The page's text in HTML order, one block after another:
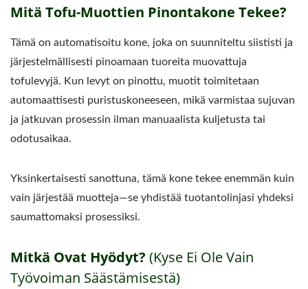
Mitä Tofu-Muottien Pinontakone Tekee?
Tämä on automatisoitu kone, joka on suunniteltu siististi ja
järjestelmällisesti pinoamaan tuoreita muovattuja
tofulevyjä. Kun levyt on pinottu, muotit toimitetaan
automaattisesti puristuskoneeseen, mikä varmistaa sujuvan
ja jatkuvan prosessin ilman manuaalista kuljetusta tai
odotusaikaa.
Yksinkertaisesti sanottuna, tämä kone tekee enemmän kuin
vain järjestää muotteja—se yhdistää tuotantolinjasi yhdeksi
saumattomaksi prosessiksi.
Mitkä Ovat Hyödyt? (Kyse Ei Ole Vain
Työvoiman Säästämisestä)